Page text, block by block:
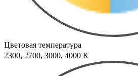
Цветовая температура
2300, 2700, 3000, 4000 К